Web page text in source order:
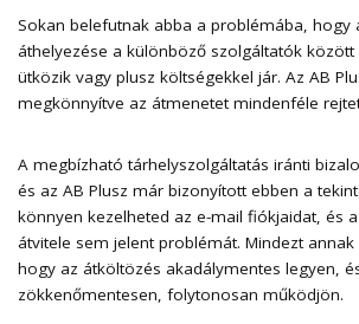
Sokan belefutnak abba a problémába, hogy
áthelyezése a különböző szolgáltatók
ütközik vagy plusz költségekkel jár. Az AB
megkönnyítve az átmenetet mindenféle
A megbízható tárhelyszolgáltatás iránti
és az AB Plusz már bizonyított ebben a
könnyen kezelheted az e-mail fiókjaidat, és
átvitele sem jelent problémát. Mindezt annak
hogy az átköltözés akadálymentes legyen,
zökkenőmentesen, folytonosan működjön.